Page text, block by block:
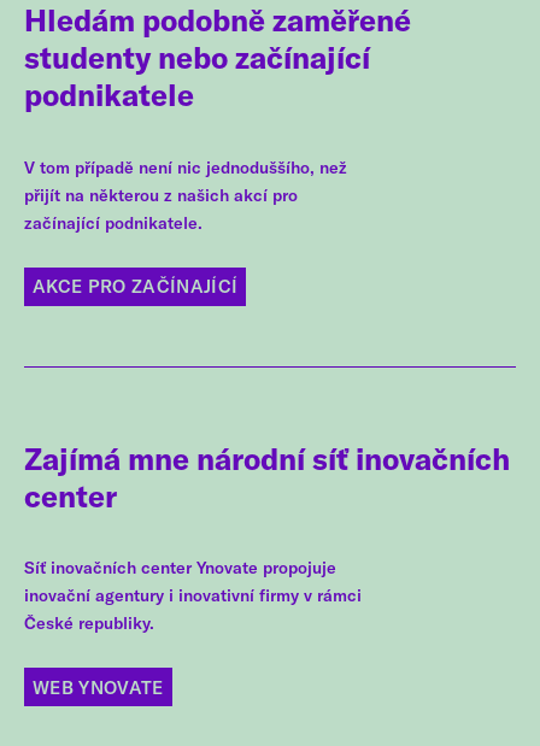
Hledám podobně zaměřené
studenty nebo začínající
podnikatele
V tom případě není nic jednoduššího, než
přijít na některou z našich akcí pro
začínající podnikatele.
AKCE PRO ZAČÍNAJÍCÍ
Zajímá mne národní síť inovačních
center
Síť inovačních center Ynovate propojuje
inovační agentury i inovativní firmy v rámci
České republiky.
WEB YNOVATE